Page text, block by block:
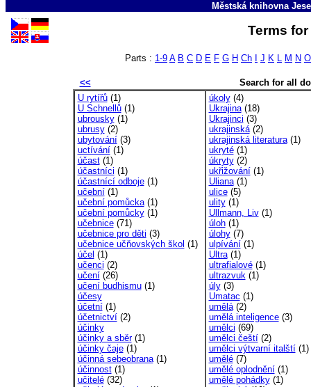
Městská knihovna
Terms
Parts : 1-9 A B C D E F G H Ch J K L M N O
<<
Search for all
U rytířů(1)
U Schnellů(1)
ubrousky(1)
ubrusy(2)
ubytování(3)
uctívání(1)
účast(1)
účastníci (1)
účastnící odboje(1)
učební(1)
učební pomůcka(1)
učební pomůcky(1)
učebnice(71)
učebnice pro děti (3)
učebnice učňovských škol (1)
účel (1)
učenci (2)
učení(26)
učení budhismu(1)
účesy
účetní(1)
účetnictví(2)
účinky
účinky a sběr(1)
účinky čaje(1)
účinná sebeobrana(1)
účinnost(1)
učitelé(32)
úkoly(4)
Ukrajina(18)
Ukrajinci (3)
ukrajinská(2)
ukrajinská literatura(1)
ukryté(1)
úkryty(2)
ukřižování(1)
Uliana(1)
ulice(5)
ulity(1)
Ullmann, Liv(1)
úloh(1)
úlohy(7)
ulpívání(1)
Ultra(1)
ultrafialové(1)
ultrazvuk(1)
úly(3)
Umatac (1)
umělá(2)
umělá inteligence(3)
umělci (69)
umělci čeští(2)
umělci výtvarní italští(1)
umělé(7)
umělé oplodnění(1)
umělé pohádky(1)